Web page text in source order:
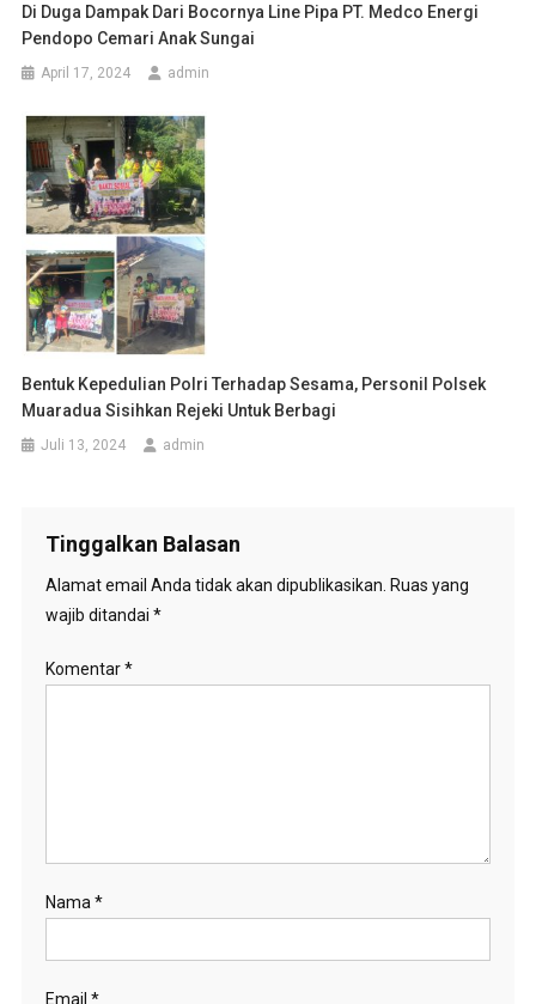
Di Duga Dampak Dari Bocornya Line Pipa PT. Medco Energi
Pendopo Cemari Anak Sungai
April 17, 2024 admin
Bentuk Kepedulian Polri Terhadap Sesama, Personil Polsek
Muaradua Sisihkan Rejeki Untuk Berbagi
Juli 13, 2024 admin
Tinggalkan Balasan
Alamat email Anda tidak akan dipublikasikan. Ruas yang
wajib ditandai *
Komentar*
Nama *
Email *